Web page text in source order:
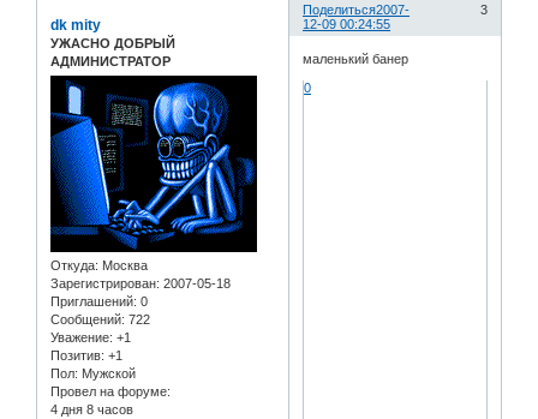
Поделиться 3
2007-
12-09 00:24:55
dk mity
УЖАСНО ДОБРЫЙ
АДМИНИСТРАТОР
Откуда: Москва
Зарегистрирован: 2007-05-18
Приглашений: 0
Сообщений: 722
Уважение: +1
Позитив: +1
Пол: Мужской
Провел на форуме:
4 дня 8 часов
маленький банер
0